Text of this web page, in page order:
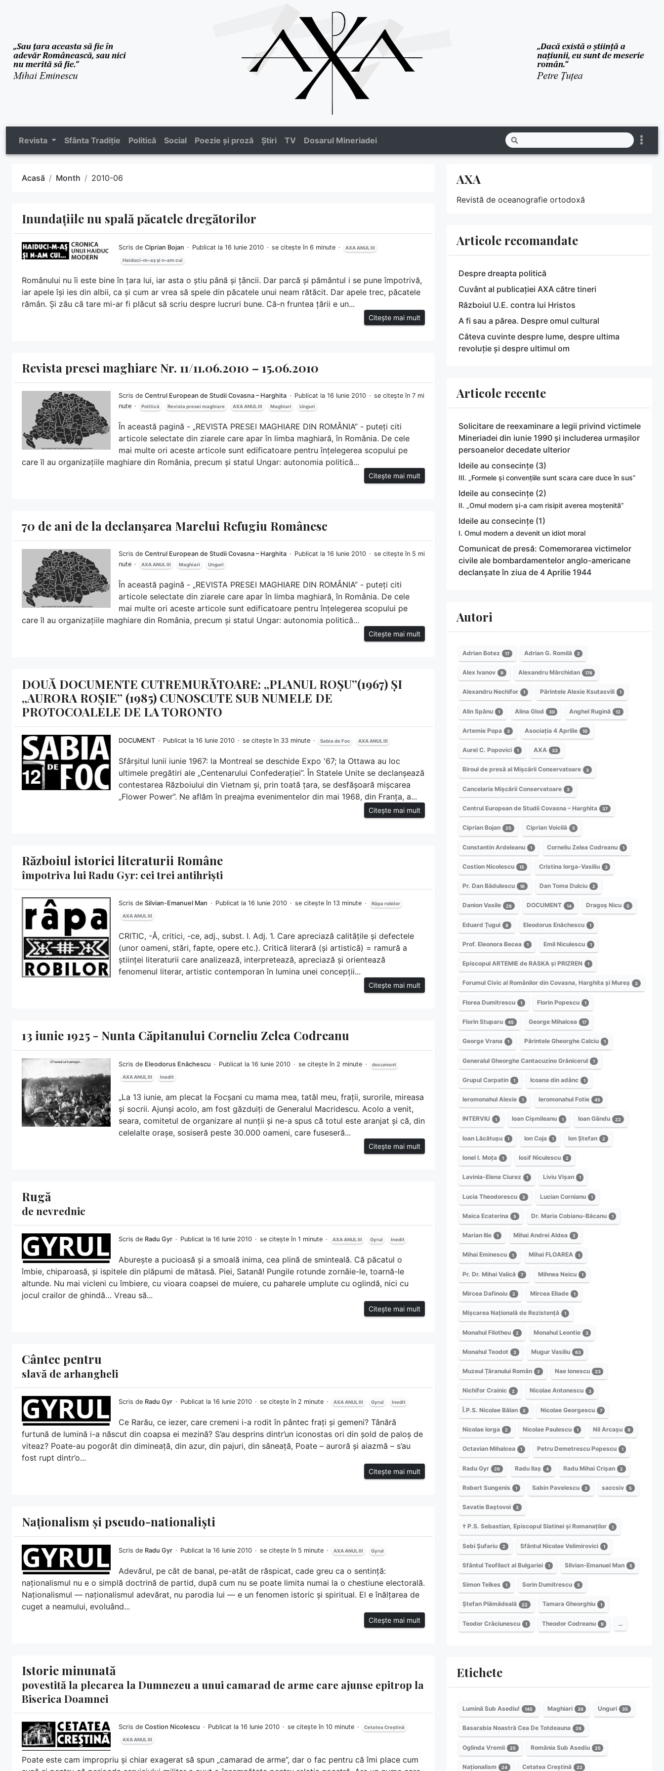
Revista Sfânta Tradiție Politică Social Poezie și proză Știri TV Dosarul Mineriadei
Acasă Month 2010-06
Inundațiile nu spală păcatele dregătorilor
Scris de Ciprian Bojan Publicat la 16 Iunie 2010 se citește în 6 minute AXA ANUL III
Haiduci–m–aș și n–am cui
Românului nu îi este bine în țara lui, iar asta o știu până și țâncii. Dar parcă și pământul i se pune împotrivă,
iar apele își ies din albii, ca și cum ar vrea să spele din păcatele unui neam rătăcit. Dar apele trec, păcatele
rămân. Și zău că tare mi-ar fi plăcut să scriu despre lucruri bune. Că-n fruntea țării e un...
Citește mai mult
Revista presei maghiare Nr. 11/11.06.2010 – 15.06.2010
Scris de Centrul European de Studii Covasna – Harghita Publicat la 16 Iunie 2010
se citește în 7 mi
nute
Politică Revista presei maghiare AXA ANUL III Maghiari Unguri
În această pagină - „REVISTA PRESEI MAGHIARE DIN ROMÂNIA” - puteți citi
articole selectate din ziarele care apar în limba maghiară, în România. De cele
mai multe ori aceste articole sunt edificatoare pentru înțelegerea scopului pe
care îl au organizațiile maghiare din România, precum și statul Ungar: autonomia politică...
Citește mai mult
70 de ani de la declanșarea Marelui Refugiu Românesc
Scris de Centrul European de Studii Covasna – Harghita Publicat la 16 Iunie 2010
se citește în 5 mi
nute
AXA ANUL III Maghiari Unguri
În această pagină - „REVISTA PRESEI MAGHIARE DIN ROMÂNIA” - puteți citi
articole selectate din ziarele care apar în limba maghiară, în România. De cele
mai multe ori aceste articole sunt edificatoare pentru înțelegerea scopului pe
care îl au organizațiile maghiare din România, precum și statul Ungar: autonomia politică...
Citește mai mult
DOUĂ DOCUMENTE CUTREMURĂTOARE: „PLANUL ROȘU”(1967) ȘI
„AURORA ROȘIE” (1985) CUNOSCUTE SUB NUMELE DE
PROTOCOALELE DE LA TORONTO
DOCUMENT Publicat la 16 Iunie 2010 se citește în 33 minute Sabia de Foc AXA ANUL III
Sfârșitul lunii iunie 1967: la Montreal se deschide Expo '67; la Ottawa au loc
ultimele pregătiri ale „Centenarului Confederației”. În Statele Unite se declanșează
contestarea Războiului din Vietnam și, prin toată țara, se desfășoară mișcarea
„Flower Power”. Ne aflăm în preajma evenimentelor din mai 1968, din Franța, a...
Citește mai mult
Războiul istoriei literaturii Române
împotriva lui Radu Gyr: cei trei antihriști
Scris de Silvian-Emanuel Man Publicat la 16 Iunie 2010 se citește în 13 minute Râpa robilor
AXA ANUL III
CRITIC, -Ă, critici, -ce, adj., subst. I. Adj. 1. Care apreciază calitățile și defectele
(unor oameni, stări, fapte, opere etc.). Critică literară (și artistică) = ramură a
științei literaturii care analizează, interpretează, apreciază și orientează
fenomenul literar, artistic contemporan în lumina unei concepții...
Citește mai mult
13 iunie 1925 - Nunta Căpitanului Corneliu Zelea Codreanu
Scris de Eleodorus Enăchescu Publicat la 16 Iunie 2010 se citește în 2 minute document
AXA ANUL III Inedit
„La 13 iunie, am plecat la Focșani cu mama mea, tatăl meu, frații, surorile, mireasa
și socrii. Ajunși acolo, am fost găzduiți de Generalul Macridescu. Acolo a venit,
seara, comitetul de organizare al nunții și ne-a spus că totul este aranjat și că, din
celelalte orașe, sosiseră peste 30.000 oameni, care fuseseră...
Citește mai mult
Rugă
de nevrednic
Scris de Radu Gyr Publicat la 16 Iunie 2010 se citește în 1 minute AXA ANUL III Gyrul Inedit
Aburește a pucioasă și a smoală inima, cea plină de sminteală. Că păcatul o
îmbie, chiparoasă, și ispitele din plăpumi de mătasă. Piei, Satană! Pungile rotunde zornăie-le, toarnă-le
altunde. Nu mai vicleni cu îmbiere, cu vioara coapsei de muiere, cu paharele umplute cu oglindă, nici cu
jocul crailor de ghindă… Vreau să...
Citește mai mult
Cântec pentru
slavă de arhangheli
Scris de Radu Gyr Publicat la 16 Iunie 2010 se citește în 2 minute AXA ANUL III Gyrul Inedit
Ce Rarău, ce iezer, care cremeni i-a rodit în pântec frați și gemeni? Tânără
furtună de lumină i-a născut din coapsa ei mezină? S’au desprins dintr’un iconostas ori din șold de paloș de
viteaz? Poate-au pogorât din dimineață, din azur, din pajuri, din sâneață, Poate – auroră și aiazmă – s’au
fost rupt dintr’o...
Citește mai mult
Naționalism și pseudo-nationaliști
Scris de Radu Gyr Publicat la 16 Iunie 2010 se citește în 5 minute AXA ANUL III Gyrul
Adevărul, pe cât de banal, pe-atât de răspicat, cade greu ca o sentință:
naționalismul nu e o simplă doctrină de partid, după cum nu se poate limita numai la o chestiune electorală.
Naționalismul — naționalismul adevărat, nu parodia lui — e un fenomen istoric și spiritual. El e înălțarea de
cuget a neamului, evoluând...
Citește mai mult
Istorie minunată
povestită la plecarea la Dumnezeu a unui camarad de arme care ajunse epitrop la
Biserica Doamnei
Scris de Costion Nicolescu Publicat la 16 Iunie 2010 se citește în 10 minute Cetatea Creștină
AXA ANUL III
Poate este cam impropriu și chiar exagerat să spun „camarad de arme”, dar o fac pentru că îmi place cum
AXA
Revistă de oceanografie ortodoxă
Articole recomandate
Despre dreapta politică
Cuvânt al publicației AXA către tineri
Războiul U.E. contra lui Hristos
A fi sau a părea. Despre omul cultural
Câteva cuvinte despre lume, despre ultima
revoluție și despre ultimul om
Articole recente
Solicitare de reexaminare a legii privind victimele
Mineriadei din iunie 1990 și includerea urmașilor
persoanelor decedate ulterior
Ideile au consecințe (3)
III. „Formele și convențiile sunt scara care duce în sus”
Ideile au consecințe (2)
II. „Omul modern și-a cam risipit averea moștenită”
Ideile au consecințe (1)
I. Omul modern a devenit un idiot moral
Comunicat de presă: Comemorarea victimelor
civile ale bombardamentelor anglo-americane
declanșate în ziua de 4 Aprilie 1944
Autori
Adrian Botez 17 Adrian G. Romilă 2
Alex Ivanov 9 Alexandru Mărchidan 178
Alexandru Nechifor 1 Părintele Alexie Ksutasvili 1
Alin Spânu 1 Alina Glod 30 Anghel Rugină 12
Artemie Popa 3 Asociația 4 Aprilie 10
Aurel C. Popovici 1 AXA 33
Biroul de presă al Mișcării Conservatoare 3
Cancelaria Mișcării Conservatoare 3
Centrul European de Studii Covasna – Harghita 37
Ciprian Bojan 25 Ciprian Voicilă 5
Constantin Ardeleanu 1 Corneliu Zelea Codreanu 1
Costion Nicolescu 15 Cristina Iorga-Vasiliu 3
Pr. Dan Bădulescu 16 Dan Toma Dulciu 2
Danion Vasile 26 DOCUMENT 14 Dragoș Nicu 5
Eduard Țugui 8 Eleodorus Enăchescu 1
Prof. Eleonora Becea 1 Emil Niculescu 1
Episcopul ARTEMIE de RASKA și PRIZREN 1
Forumul Civic al Românilor din Covasna, Harghita și Mureș 3
Florea Dumitrescu 1 Florin Popescu 1
Florin Stuparu 45 George Mihalcea 17
George Vrana 1 Părintele Gheorghe Calciu 1
Generalul Gheorghe Cantacuzino Grănicerul 1
Grupul Carpatin 1 Icoana din adânc 1
Ieromonahul Alexie 1 Ieromonahul Fotie 45
INTERVIU 1 Ioan Cișmileanu 1 Ioan Gându 22
Ioan Lăcătușu 1 Ion Coja 1 Ion Ștefan 2
Ionel I. Moța 1 Iosif Niculescu 2
Lavinia-Elena Ciurez 1 Liviu Vișan 1
Lucia Theodorescu 3 Lucian Cornianu 1
Maica Ecaterina 5 Dr. Maria Cobianu-Băcanu 1
Marian Ilie 1 Mihai Andrei Aldea 2
Mihai Eminescu 1 Mihai FLOAREA 1
Pr. Dr. Mihai Valică 7 Mihnea Neicu 1
Mircea Dafinoiu 2 Mircea Eliade 1
Mișcarea Națională de Rezistență 1
Monahul Filotheu 2 Monahul Leontie 3
Monahul Teodot 3 Mugur Vasiliu 63
Muzeul Țăranului Român 2 Nae Ionescu 23
Nichifor Crainic 2 Nicolae Antonescu 3
Î.P.S. Nicolae Bălan 2 Nicolae Georgescu 7
Nicolae Iorga 2 Nicolae Paulescu 1 Nil Arcașu 9
Octavian Mihalcea 1 Petru Demetrescu Popescu 1
Radu Gyr 26 Radu Ilaș 4 Radu Mihai Crișan 2
Robert Sungenis 1 Sabin Pavelescu 3 saccsiv 5
Savatie Baștovoi 3
† P.S. Sebastian, Episcopul Slatinei și Romanaților 1
Sebi Șufariu 2 Sfântul Nicolae Velimirovici 1
Sfântul Teofilact al Bulgariei 1 Silvian-Emanuel Man 5
Simon Telkes 1 Sorin Dumitrescu 5
Ștefan Plămădeală 22 Tamara Gheorghiu 1
Teodor Crăciunescu 1 Theodor Codreanu 9 …
Etichete
Lumină Sub Asediu! 145 Maghiari 38 Unguri 35
Basarabia Noastră Cea De Totdeauna 28
Oglinda Vremii 25 România Sub Asediu 25
Naționalism 24 Cetatea Creștină 22